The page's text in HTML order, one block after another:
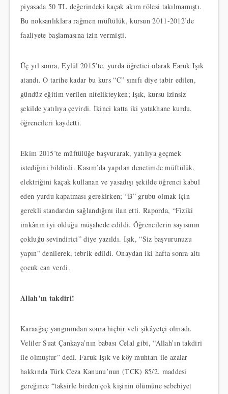
piyasada 50 TL değerindeki kaçak akım rölesi takılmamıştı.
Bu noksanlıklara rağmen müftülük, kursun 2011-2012’de
faaliyete başlamasına izin vermişti.
Üç yıl sonra, Eylül 2015’te, yurda öğretici olarak Faruk Işık
atandı. O tarihe kadar bu kurs “C” sınıfı diye tabir edilen,
gündüz eğitim verilen nitelikteyken; Işık, kursu izinsiz
şekilde yatılıya çevirdi. İkinci katta iki yatakhane kurdu,
öğrencileri kaydetti.
Ekim 2015’te müftülüğe başvurarak, yatılıya geçmek
istediğini bildirdi. Kasım’da yapılan denetimde müftülük,
elektriğini kaçak kullanan ve yasadışı şekilde öğrenci kabul
eden yurdu kapatması gerekirken; “B” grubu olmak için
gerekli standardın sağlandığını ilan etti. Raporda, “Fiziki
imkânın iyi olduğu müşahede edildi. Öğrencilerin sayısının
çokluğu sevindirici” diye yazıldı. Işık, “Siz başvurunuzu
yapın” denilerek, tebrik edildi. Onaydan iki hafta sonra altı
çocuk can verdi.
Allah’ın takdiri!
Karaağaç yangınından sonra hiçbir veli şikâyetçi olmadı.
Veliler Suat Çankaya’nın babası Celal gibi, “Allah’ın takdiri
ile olmuştur” dedi. Faruk Işık ve köy muhtarı ile azalar
hakkında Türk Ceza Kanunu’nun (TCK) 85/2. maddesi
gereğince “taksirle birden çok kişinin ölümüne sebebiyet